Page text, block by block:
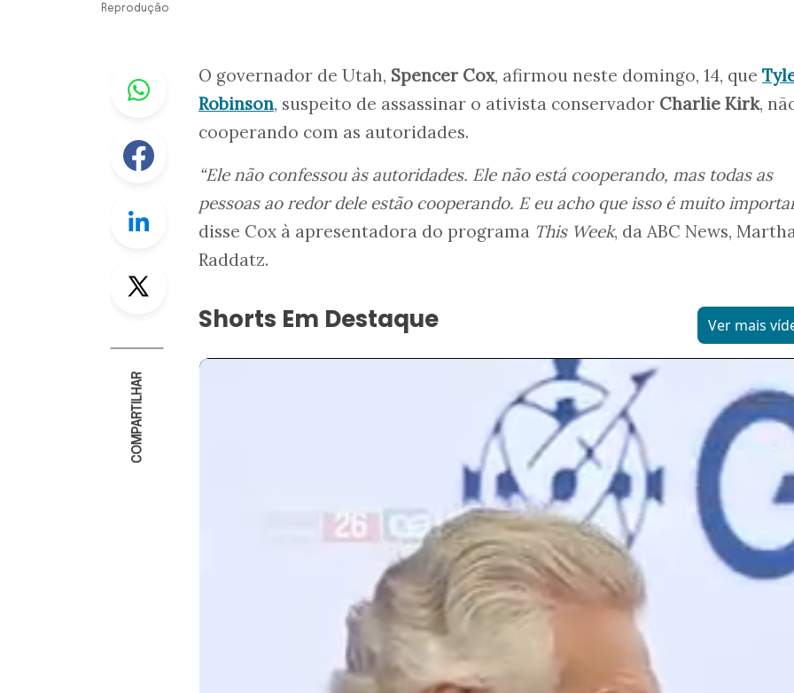
Reprodução
Whastapp
Facebook
Linkedin
Twitter
COMPARTILHAR
O governador de Utah, Spencer Cox, afirmou neste domingo, 14, que
Robinson, suspeito de assassinar o ativista conservador Charlie Kirk,
cooperando com as autoridades.
“Ele não confessou às autoridades. Ele não está cooperando, mas todas as
pessoas ao redor dele estão cooperando. E eu acho que isso é muito
disse Cox à apresentadora do programa This Week, da ABC News,
Raddatz.
Shorts Em Destaque Ver mais